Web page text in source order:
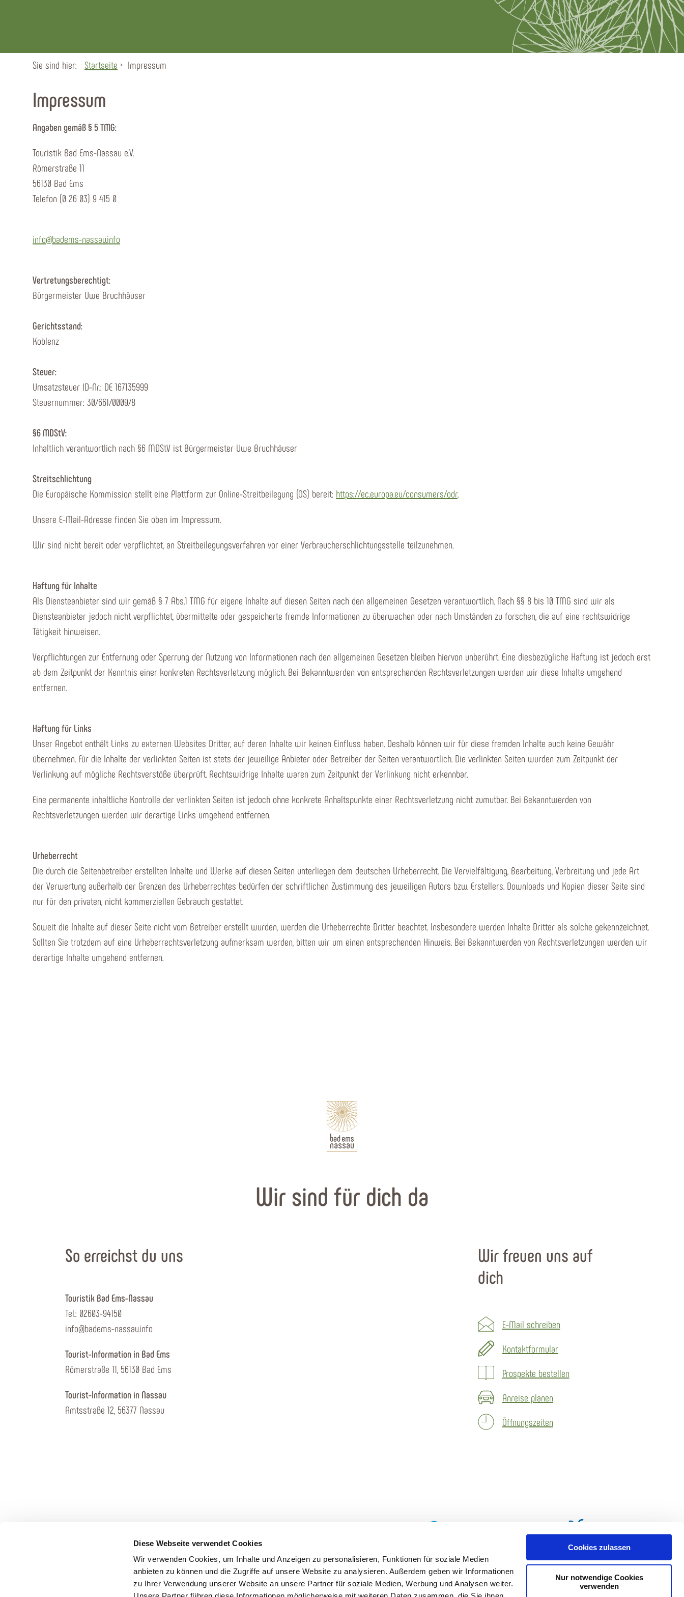
Diese Webseite verwendet Cookies
Wir verwenden Cookies, um Inhalte und Anzeigen zu personalisieren, Funktionen für soziale Medien
anbieten zu können und die Zugriffe auf unsere Website zu analysieren. Außerdem geben wir Informationen
zu Ihrer Verwendung unserer Website an unsere Partner für soziale Medien, Werbung und Analysen weiter.
Cookies zulassen
Nur notwendige Cookies
verwenden
Sie sind hier: Startseite Impressum
Impressum
Angaben gemäß § 5 TMG:
Touristik Bad Ems-Nassau e.V.
Römerstraße 11
56130 Bad Ems
Telefon (0 26 03) 9 415 0
info@badems-nassau.info
Vertretungsberechtigt:
Bürgermeister Uwe Bruchhäuser
Gerichtsstand:
Koblenz
Steuer:
Umsatzsteuer ID-Nr.: DE 167135999
Steuernummer: 30/661/0009/8
§6 MDStV:
Inhaltlich verantwortlich nach §6 MDStV ist Bürgermeister Uwe Bruchhäuser
Streitschlichtung
Die Europäische Kommission stellt eine Plattform zur Online-Streitbeilegung (OS) bereit: https://ec.europa.eu/consumers/odr.
Unsere E-Mail-Adresse finden Sie oben im Impressum.
Wir sind nicht bereit oder verpflichtet, an Streitbeilegungsverfahren vor einer Verbraucherschlichtungsstelle teilzunehmen.
Haftung für Inhalte
Als Diensteanbieter sind wir gemäß § 7 Abs.1 TMG für eigene Inhalte auf diesen Seiten nach den allgemeinen Gesetzen verantwortlich. Nach §§ 8 bis 10 TMG sind wir als
Diensteanbieter jedoch nicht verpflichtet, übermittelte oder gespeicherte fremde Informationen zu überwachen oder nach Umständen zu forschen, die auf eine rechtswidrige
Tätigkeit hinweisen.
Verpflichtungen zur Entfernung oder Sperrung der Nutzung von Informationen nach den allgemeinen Gesetzen bleiben hiervon unberührt. Eine diesbezügliche Haftung ist jedoch erst
ab dem Zeitpunkt der Kenntnis einer konkreten Rechtsverletzung möglich. Bei Bekanntwerden von entsprechenden Rechtsverletzungen werden wir diese Inhalte umgehend
entfernen.
Haftung für Links
Unser Angebot enthält Links zu externen Websites Dritter, auf deren Inhalte wir keinen Einfluss haben. Deshalb können wir für diese fremden Inhalte auch keine Gewähr
übernehmen. Für die Inhalte der verlinkten Seiten ist stets der jeweilige Anbieter oder Betreiber der Seiten verantwortlich. Die verlinkten Seiten wurden zum Zeitpunkt der
Verlinkung auf mögliche Rechtsverstöße überprüft. Rechtswidrige Inhalte waren zum Zeitpunkt der Verlinkung nicht erkennbar.
Eine permanente inhaltliche Kontrolle der verlinkten Seiten ist jedoch ohne konkrete Anhaltspunkte einer Rechtsverletzung nicht zumutbar. Bei Bekanntwerden von
Rechtsverletzungen werden wir derartige Links umgehend entfernen.
Urheberrecht
Die durch die Seitenbetreiber erstellten Inhalte und Werke auf diesen Seiten unterliegen dem deutschen Urheberrecht. Die Vervielfältigung, Bearbeitung, Verbreitung und jede Art
der Verwertung außerhalb der Grenzen des Urheberrechtes bedürfen der schriftlichen Zustimmung des jeweiligen Autors bzw. Erstellers. Downloads und Kopien dieser Seite sind
nur für den privaten, nicht kommerziellen Gebrauch gestattet.
Soweit die Inhalte auf dieser Seite nicht vom Betreiber erstellt wurden, werden die Urheberrechte Dritter beachtet. Insbesondere werden Inhalte Dritter als solche gekennzeichnet.
Sollten Sie trotzdem auf eine Urheberrechtsverletzung aufmerksam werden, bitten wir um einen entsprechenden Hinweis. Bei Bekanntwerden von Rechtsverletzungen werden wir
derartige Inhalte umgehend entfernen.
Wir sind für dich da
So erreichst du uns
Touristik Bad Ems-Nassau
Tel.: 02603-94150
info@badems-nassau.info
Tourist-Information in Bad Ems
Römerstraße 11, 56130 Bad Ems
Tourist-Information in Nassau
Amtsstraße 12, 56377 Nassau
Wir freuen uns auf
dich
E-Mail schreiben
Kontaktformular
Prospekte bestellen
Anreise planen
Öffnungszeiten